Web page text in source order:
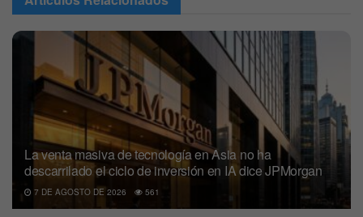
La venta masiva de tecnología en Asia no ha
descarrilado el ciclo de inversión en IA dice JPMorgan
7 DE AGOSTO DE 2026 561